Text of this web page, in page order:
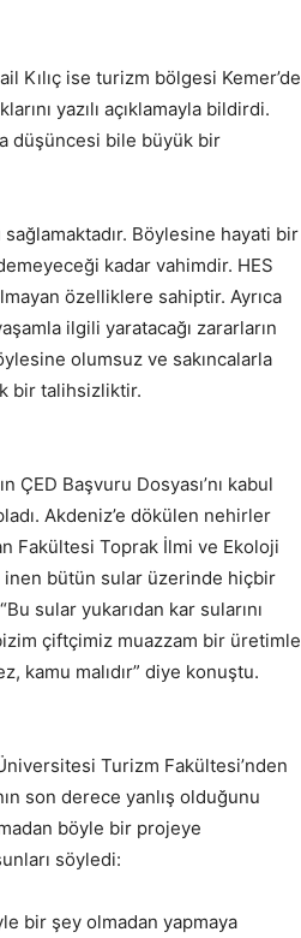
Kılıç ise turizm bölgesi Kemer’de
yazılı açıklamayla bildirdi.
düşüncesi bile büyük bir
Böylesine hayati bir
kadar vahimdir. HES
özelliklere sahiptir. Ayrıca
ilgili yaratacağı zararların
olumsuz ve sakıncalarla
bir talihsizliktir.
ÇED Başvuru Dosyası’nı kabul
Akdeniz’e dökülen nehirler
Fakültesi Toprak İlmi ve Ekoloji
inen bütün sular üzerinde hiçbir
sular yukarıdan kar sularını
çiftçimiz muazzam bir üretimle
kamu malıdır” diye konuştu.
Turizm Fakültesi’nden
son derece yanlış olduğunu
böyle bir projeye
söyledi:
bir şey olmadan yapmaya